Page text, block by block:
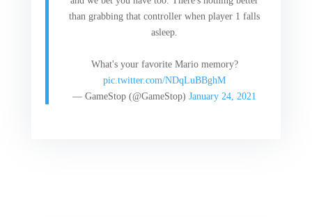
than grabbing that controller when player 1 falls
asleep.
What's your favorite Mario memory?
pic.twitter.com/NDqLuBBghM
— GameStop (@GameStop)January 24, 2021